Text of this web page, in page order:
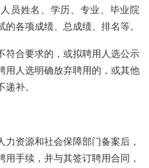
员姓名、学历、专业、毕业院
各项成绩、总成绩、排名等。
符合要求的，或拟聘用人选公示
用人选明确放弃聘用的，或其他
递补。
力资源和社会保障部门备案后，
用手续，并与其签订聘用合同，